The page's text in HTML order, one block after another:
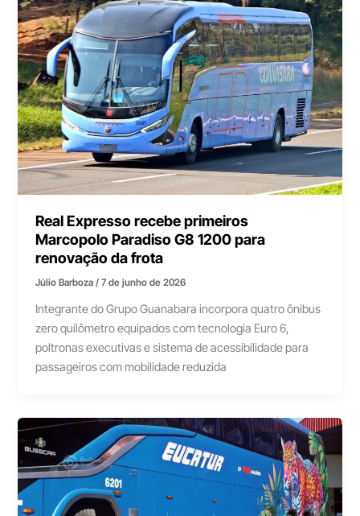
Real Expresso recebe primeiros
Marcopolo Paradiso G8 1200 para
renovação da frota
Júlio Barboza/7 de junho de 2026
Integrante do Grupo Guanabara incorpora quatro ônibus
zero quilômetro equipados com tecnologia Euro 6,
poltronas executivas e sistema de acessibilidade para
passageiros com mobilidade reduzida